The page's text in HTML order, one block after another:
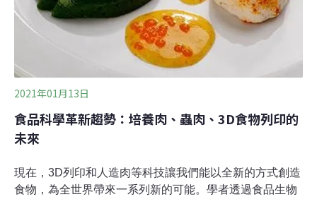
的時間，更
2021年01月13日
食品科學革新趨勢：培養肉、蟲肉、3D食物列印的
未來
現在，3D列印和人造肉等科技讓我們能以全新的方式創造
食物，為全世界帶來一系列新的可能。學者透過食品生物